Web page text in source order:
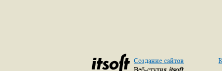
Создание сайтов